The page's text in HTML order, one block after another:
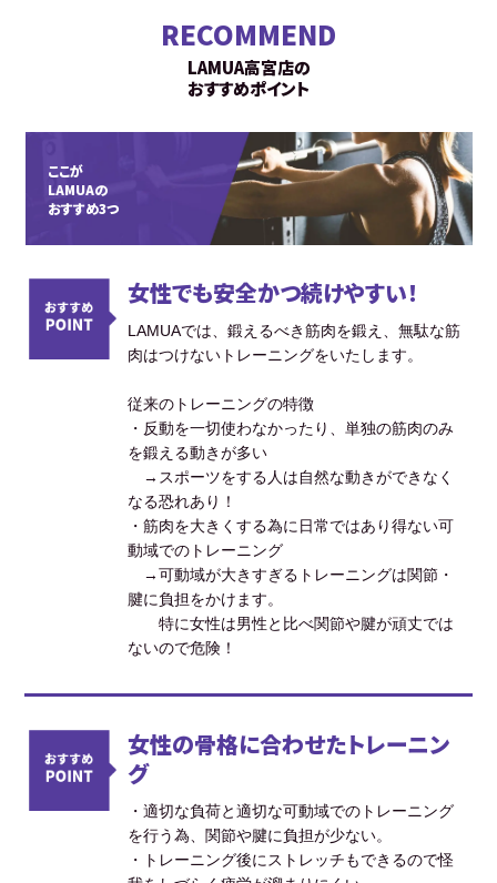
RECOMMEND
LAMUA高宮店の
おすすめポイント
ここが
LAMUAの
おすすめ3つ
女性でも安全かつ続けやすい！
LAMUAでは、鍛えるべき筋肉を鍛え、無駄な筋
肉はつけないトレーニングをいたします。
従来のトレーニングの特徴
・反動を一切使わなかったり、単独の筋肉のみ
を鍛える動きが多い
→スポーツをする人は自然な動きができなく
なる恐れあり！
・筋肉を大きくする為に日常ではあり得ない可
動域でのトレーニング
→可動域が大きすぎるトレーニングは関節・
腱に負担をかけます。
特に女性は男性と比べ関節や腱が頑丈では
ないので危険！
女性の骨格に合わせたトレーニン
グ
・適切な負荷と適切な可動域でのトレーニング
を行う為、関節や腱に負担が少ない。
・トレーニング後にストレッチもできるので怪